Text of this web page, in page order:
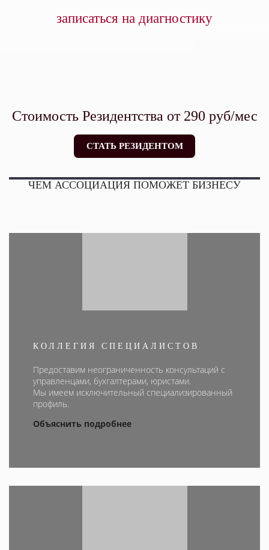
записаться на диагностику
Стоимость Резидентства от 290 руб/мес
СТАТЬ РЕЗИДЕНТОМ
ЧЕМ АССОЦИАЦИЯ ПОМОЖЕТ БИЗНЕСУ
КОЛЛЕГИЯ СПЕЦИАЛИСТОВ
Предоставим неограниченность консультаций с
управленцами, бухгалтерами, юристами.
Мы имеем исключительный специализированный
профиль.
Объяснить подробнее